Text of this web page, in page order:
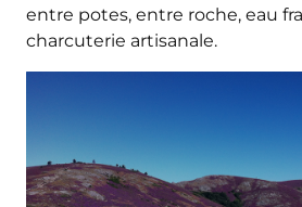
entre potes, entre roche, eau
charcuterie artisanale.